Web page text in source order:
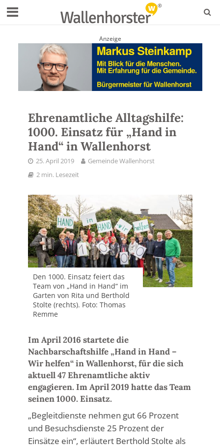
Anzeige
Ehrenamtliche Alltagshilfe:
1000. Einsatz für „Hand in
Hand“ in Wallenhorst
25. April 2019
Gemeinde Wallenhorst
2 min. Lesezeit
Den 1000. Einsatz feiert das
Team von „Hand in Hand“ im
Garten von Rita und Berthold
Stolte (rechts). Foto: Thomas
Remme
Im April 2016 startete die
Nachbarschaftshilfe „Hand in Hand –
Wir helfen“ in Wallenhorst, für die sich
aktuell 47 Ehrenamtliche aktiv
engagieren. Im April 2019 hatte das Team
seinen 1000. Einsatz.
„Begleitdienste nehmen gut 66 Prozent
und Besuchsdienste 25 Prozent der
Einsätze ein“, erläutert Berthold Stolte als